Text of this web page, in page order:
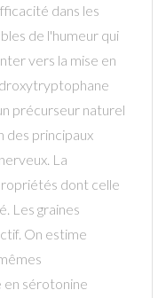
dans les
de l'humeur qui
vers la mise en
précurseur naturel
des principaux
La
dont celle
Les graines
On estime
en sérotonine